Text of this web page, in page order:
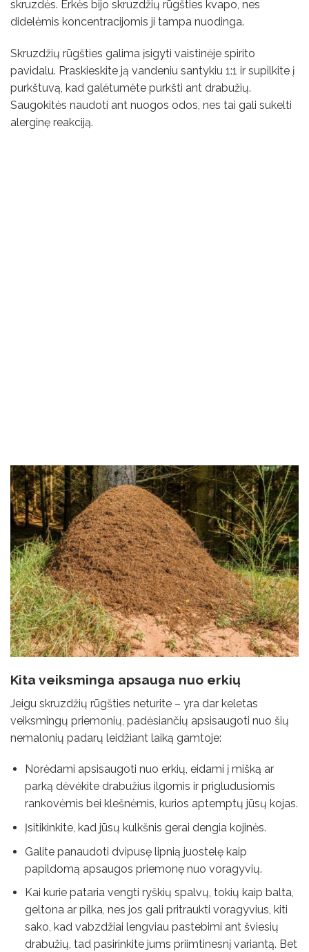
skruzdės. Erkės bijo skruzdžių rūgšties kvapo, nes
didelėmis koncentracijomis ji tampa nuodinga.
Skruzdžių rūgšties galima įsigyti vaistinėje spirito
pavidalu. Praskieskite ją vandeniu santykiu 1:1 ir supilkite į
purkštuvą, kad galėtumėte purkšti ant drabužių.
Saugokitės naudoti ant nuogos odos, nes tai gali sukelti
alerginę reakciją.
Kita veiksminga apsauga nuo erkių
Jeigu skruzdžių rūgšties neturite – yra dar keletas
veiksmingų priemonių, padėsiančių apsisaugoti nuo šių
nemalonių padarų leidžiant laiką gamtoje:
Norėdami apsisaugoti nuo erkių, eidami į mišką ar
parką dėvėkite drabužius ilgomis ir prigludusiomis
rankovėmis bei klešnėmis, kurios aptemptų jūsų kojas.
Įsitikinkite, kad jūsų kulkšnis gerai dengia kojinės.
Galite panaudoti dvipusę lipnią juostelę kaip
papildomą apsaugos priemonę nuo voragyvių.
Kai kurie pataria vengti ryškių spalvų, tokių kaip balta,
geltona ar pilka, nes jos gali pritraukti voragyvius, kiti
sako, kad vabzdžiai lengviau pastebimi ant šviesių
drabužių, tad pasirinkite jums priimtinesnį variantą. Bet